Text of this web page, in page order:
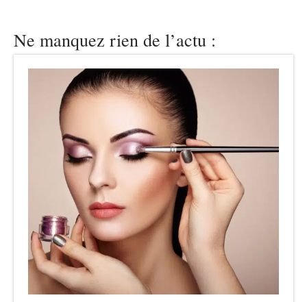
Ne manquez rien de l’actu :